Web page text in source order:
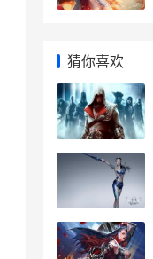
猜你喜欢